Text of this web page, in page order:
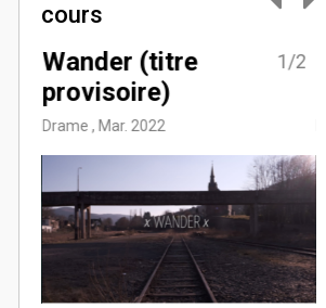
cours
Wander (titre
provisoire)
Drame , Mar. 2022
1/2